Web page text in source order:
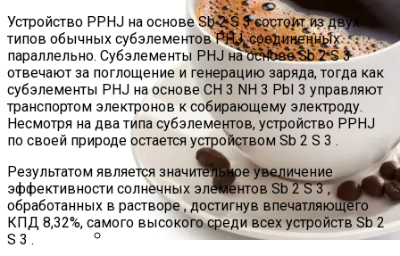
Устройство PPHJ на основе Sb 2 S 3 состоит из двух
типов обычных субэлементов PHJ, соединенных
параллельно. Субэлементы PHJ на основе Sb 2 S 3
отвечают за поглощение и генерацию заряда, тогда как
субэлементы PHJ на основе CH 3 NH 3 PbI 3 управляют
транспортом электронов к собирающему электроду.
Несмотря на два типа субэлементов, устройство PPHJ
по своей природе остается устройством Sb 2 S 3 .
Результатом является значительное увеличение
эффективности солнечных элементов Sb 2 S 3 ,
обработанных в растворе , достигнув впечатляющего
КПД 8,32%, самого высокого среди всех устройств Sb 2
S 3 .